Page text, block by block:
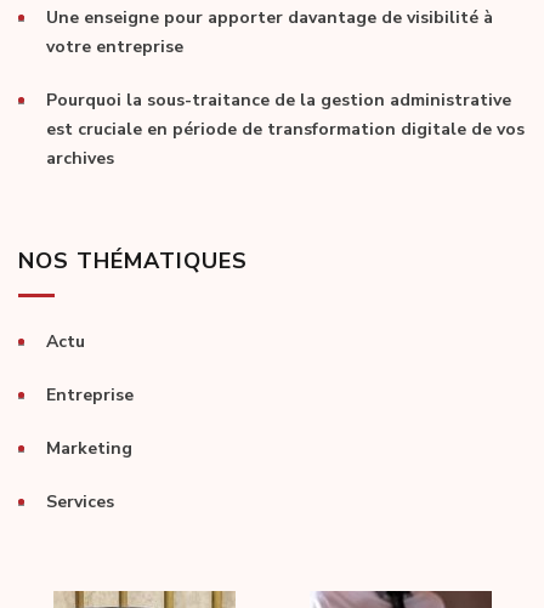
Une enseigne pour apporter davantage de visibilité à
votre entreprise
Pourquoi la sous-traitance de la gestion administrative
est cruciale en période de transformation digitale de vos
archives
NOS THÉMATIQUES
Actu
Entreprise
Marketing
Services